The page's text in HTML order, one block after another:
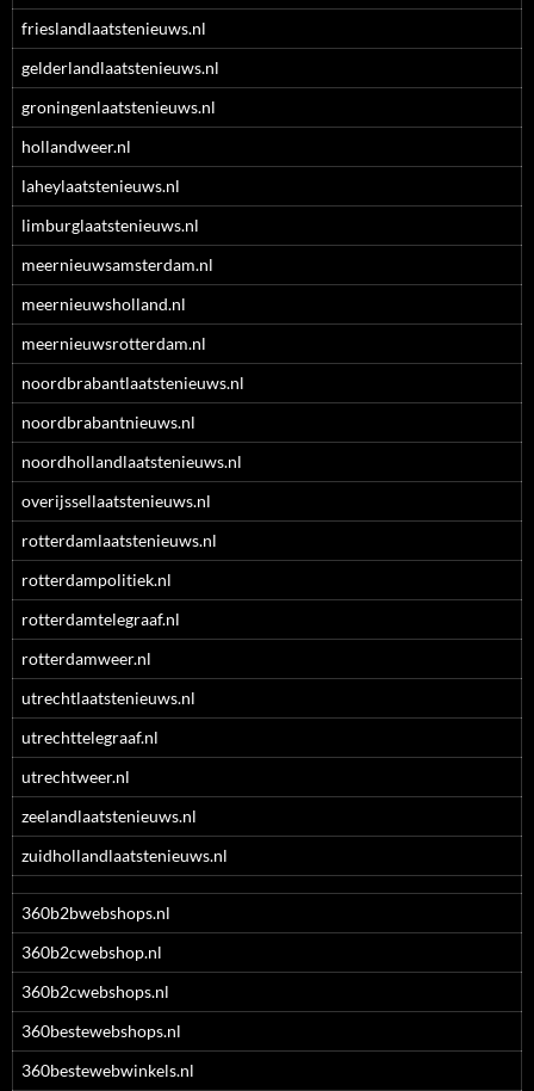
frieslandlaatstenieuws.nl
gelderlandlaatstenieuws.nl
groningenlaatstenieuws.nl
hollandweer.nl
laheylaatstenieuws.nl
limburglaatstenieuws.nl
meernieuwsamsterdam.nl
meernieuwsholland.nl
meernieuwsrotterdam.nl
noordbrabantlaatstenieuws.nl
noordbrabantnieuws.nl
noordhollandlaatstenieuws.nl
overijssellaatstenieuws.nl
rotterdamlaatstenieuws.nl
rotterdampolitiek.nl
rotterdamtelegraaf.nl
rotterdamweer.nl
utrechtlaatstenieuws.nl
utrechttelegraaf.nl
utrechtweer.nl
zeelandlaatstenieuws.nl
zuidhollandlaatstenieuws.nl
360b2bwebshops.nl
360b2cwebshop.nl
360b2cwebshops.nl
360bestewebshops.nl
360bestewebwinkels.nl